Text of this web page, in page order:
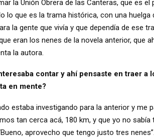
la Unión Obrera de las Canteras, que es
lo que es la trama histórica, con una
la gente que vivía y que dependía de ese
eran los nenes de la novela anterior, que
la autora.
contar y ahí pensaste en traer a
en mente?
estaba investigando para la anterior y me
tan cerca acá, 180 km, y que yo no
aprovecho que tengo justo tres